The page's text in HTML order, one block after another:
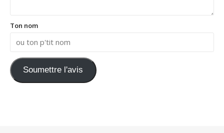
Ton nom
Soumettre l'avis